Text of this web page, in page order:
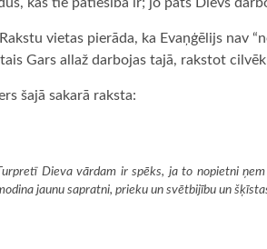
kas tie patiesībā ir; jo pats Dievs
vietas pierāda, ka Evaņģēlijs nav
Gars allaž darbojas tajā, rakstot
šajā sakarā raksta:
Dieva vārdam ir spēks, ja to nopietni
jaunu sapratni, prieku un svētbijību un